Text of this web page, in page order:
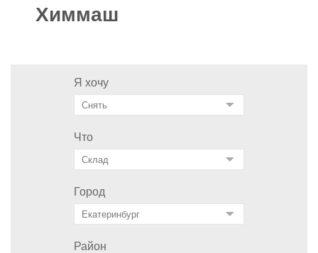
Химмаш
Я хочу
Что
Город
Район